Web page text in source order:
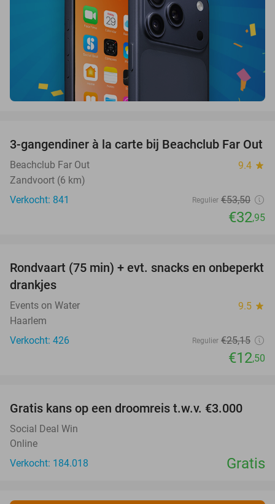
38%
3-gangendiner à la carte bij Beachclub Far Out
Beachclub Far Out 9.4 star
Zandvoort (6 km)
Verkocht: 841
Regulier €53,50
€32,95
50%
Rondvaart (75 min) + evt. snacks en onbeperkt
drankjes
Events on Water 9.5 star
Haarlem
Verkocht: 426
Regulier €25,15
€12,50
Gratis kans op een droomreis t.w.v. €3.000
Social Deal Win
Online
Verkocht: 184.018
Gratis